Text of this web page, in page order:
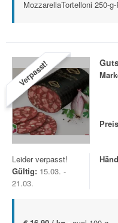
MozzarellaTortelloni 250-
Verpasst!
Leider verpasst!
Gültig: 15.03. -
21.03.